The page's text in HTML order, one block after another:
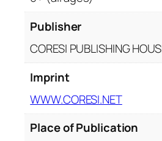
Publisher
CORESI PUBLISHING
Imprint
WWW.CORESI.NET
Place of Publication